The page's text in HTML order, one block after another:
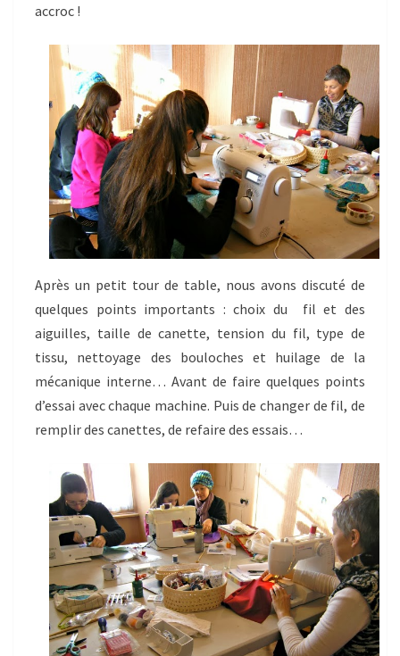
accroc !
Après un petit tour de table, nous avons discuté de
quelques points importants : choix du fil et des
aiguilles, taille de canette, tension du fil, type de
tissu, nettoyage des bouloches et huilage de la
mécanique interne… Avant de faire quelques points
d’essai avec chaque machine. Puis de changer de fil, de
remplir des canettes, de refaire des essais…